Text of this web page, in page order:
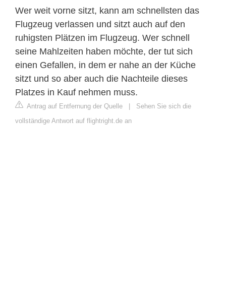
Wer weit vorne sitzt, kann am schnellsten das
Flugzeug verlassen und sitzt auch auf den
ruhigsten Plätzen im Flugzeug. Wer schnell
seine Mahlzeiten haben möchte, der tut sich
einen Gefallen, in dem er nahe an der Küche
sitzt und so aber auch die Nachteile dieses
Platzes in Kauf nehmen muss.
Antrag auf Entfernung der Quelle | Sehen Sie sich die
vollständige Antwort auf flightright.de an